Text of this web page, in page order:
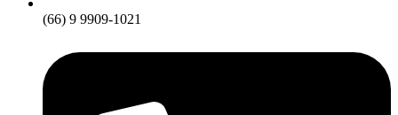
(66) 9 9909-1021